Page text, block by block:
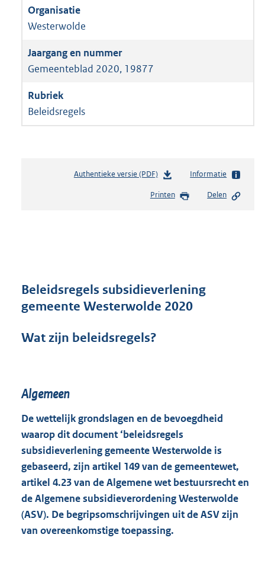
Westerwolde
Gemeenteblad 2020, 19877
Beleidsregels
Authentieke versie (PDF)b
s
r
o
b
Informatie
Printen Delen
Beleidsregels subsidieverlening
gemeente Westerwolde 2020
Wat zijn beleidsregels?
Algemeen
De wettelijk grondslagen en de bevoegdheid
waarop dit document ‘beleidsregels
subsidieverlening gemeente Westerwolde is
gebaseerd, zijn artikel 149 van de gemeentewet,
artikel 4.23 van de Algemene wet bestuursrecht en
de Algemene subsidieverordening Westerwolde
(ASV). De begripsomschrijvingen uit de ASV zijn
van overeenkomstige toepassing.